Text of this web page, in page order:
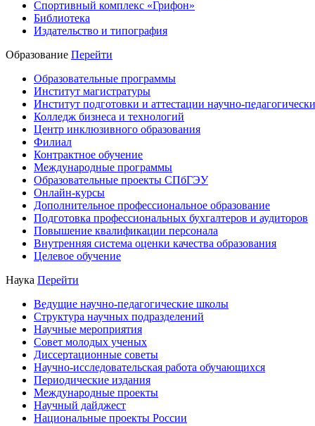
Спортивный комплекс «Грифон»
Библиотека
Издательство и типография
Образование Перейти
Образовательные программы
Институт магистратуры
Институт подготовки и аттестации научно-
Колледж бизнеса и технологий
Центр инклюзивного образования
Филиал
Контрактное обучение
Международные программы
Образовательные проекты СПбГЭУ
Онлайн-курсы
Дополнительное профессиональное образование
Подготовка профессиональных бухгалтеров и аудиторов
Повышение квалификации персонала
Внутренняя система оценки качества образования
Целевое обучение
Наука Перейти
Ведущие научно-педагогические школы
Структура научных подразделений
Научные мероприятия
Совет молодых ученых
Диссертационные советы
Научно-исследовательская работа обучающихся
Периодические издания
Международные проекты
Научный дайджест
Национальные проекты России